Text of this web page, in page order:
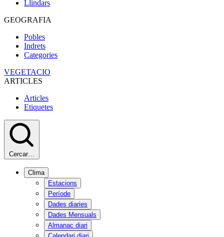
Llindars
GEOGRAFIA
Pobles
Indrets
Categories
VEGETACIO
ARTICLES
Articles
Etiquetes
Cercar…
Clima
Estacions
Període
Dades diaries
Dades Mensuals
Almanac diari